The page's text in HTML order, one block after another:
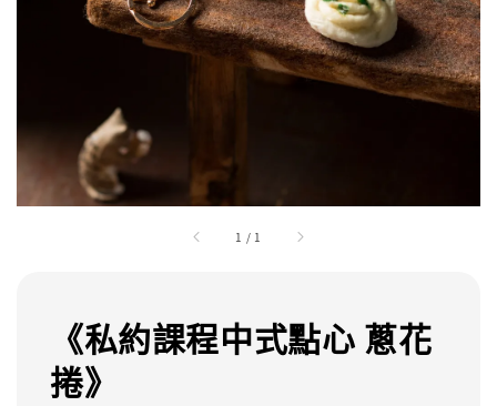
1 / 1
《私約課程中式點心 蔥花
捲》